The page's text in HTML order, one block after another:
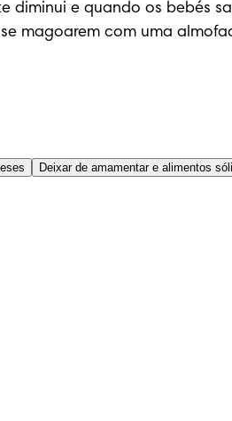
e quando os bebés
magoarem com uma
Deixar de amamentar e alimentos